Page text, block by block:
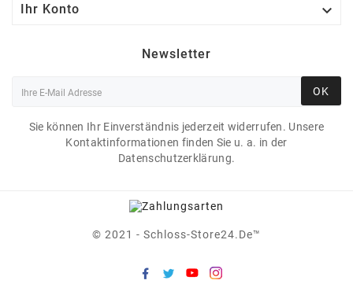
Ihr Konto 
Newsletter
OK
Sie können Ihr Einverständnis jederzeit widerrufen. Unsere
Kontaktinformationen finden Sie u. a. in der
Datenschutzerklärung.
© 2021 - Schloss-Store24.de™